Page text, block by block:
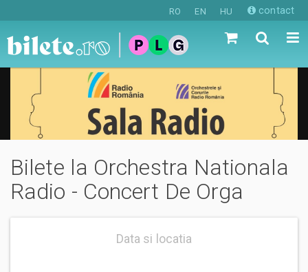
RO EN HU contact
Bilete la Orchestra Nationala
Radio - Concert De Orga
Data si locatia